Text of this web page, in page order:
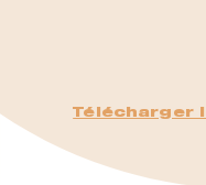
Télécharger